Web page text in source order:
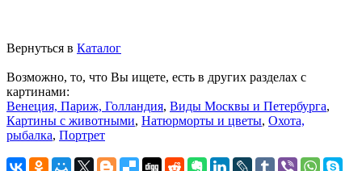
Вернуться в Каталог
Возможно, то, что Вы ищете, есть в других разделах с
картинами:
Венеция, Париж, Голландия, Виды Москвы и Петербурга,
Картины с животными, Натюрморты и цветы, Охота,
рыбалка, Портрет